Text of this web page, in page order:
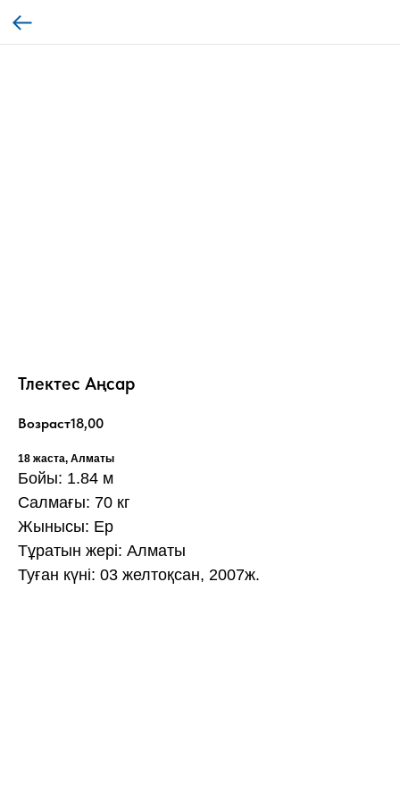
Тлектес Аңсар
Возраст18,00
18 жаста, Алматы
Бойы: 1.84 м
Салмағы: 70 кг
Жынысы: Ер
Тұратын жері: Алматы
Туған күні: 03 желтоқсан, 2007ж.